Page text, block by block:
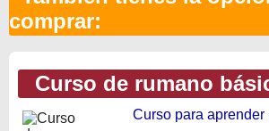
comprar:
Curso de rumano
Curso para aprender